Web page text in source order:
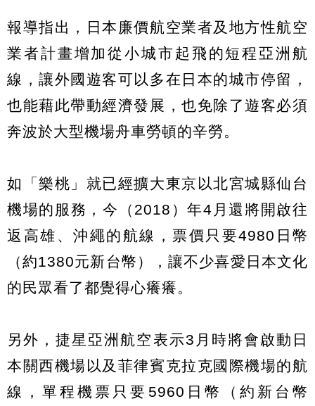
報導指出，日本廉價航空業者及地方性航空
業者計畫增加從小城市起飛的短程亞洲航
線，讓外國遊客可以多在日本的城市停留，
也能藉此帶動經濟發展，也免除了遊客必須
奔波於大型機場舟車勞頓的辛勞。
如「樂桃」就已經擴大東京以北宮城縣仙台
機場的服務，今（2018）年4月還將開啟往
返高雄、沖繩的航線，票價只要4980日幣
（約1380元新台幣），讓不少喜愛日本文化
的民眾看了都覺得心癢癢。
另外，捷星亞洲航空表示3月時將會啟動日
本關西機場以及菲律賓克拉克國際機場的航
線，單程機票只要5960日幣（約新台幣